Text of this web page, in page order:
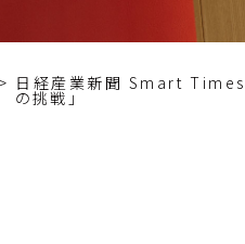
日経産業新聞 Smart Times
の挑戦」